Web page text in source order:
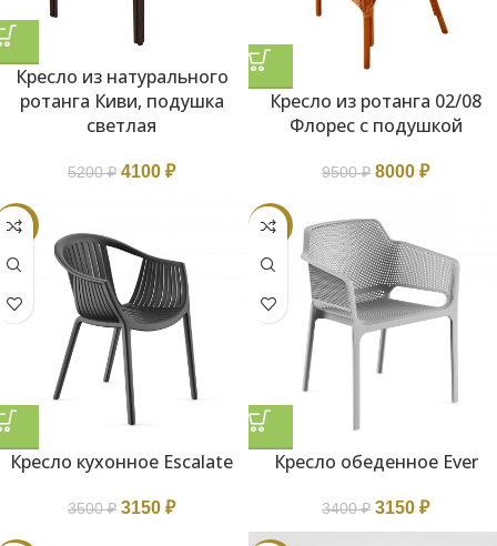
Кресло из натурального
ротанга Киви, подушка
светлая
5200₽ 4100 ₽
Кресло из ротанга 02/08
Флорес с подушкой
9500₽ 8000 ₽
-10%
Кресло кухонное Escalate
3500₽ 3150 ₽
-7%
Кресло обеденное Ever
3400₽ 3150 ₽